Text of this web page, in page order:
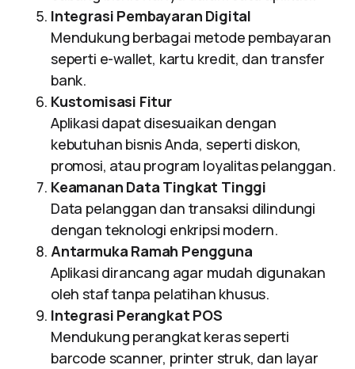
Integrasi Pembayaran Digital
Mendukung berbagai metode pembayaran
seperti e-wallet, kartu kredit, dan transfer
bank.
Kustomisasi Fitur
Aplikasi dapat disesuaikan dengan
kebutuhan bisnis Anda, seperti diskon,
promosi, atau program loyalitas pelanggan.
Keamanan Data Tingkat Tinggi
Data pelanggan dan transaksi dilindungi
dengan teknologi enkripsi modern.
Antarmuka Ramah Pengguna
Aplikasi dirancang agar mudah digunakan
oleh staf tanpa pelatihan khusus.
Integrasi Perangkat POS
Mendukung perangkat keras seperti
barcode scanner, printer struk, dan layar